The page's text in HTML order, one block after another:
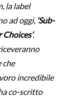
la label
ad oggi, ‘Sub-
Choices’.
che
incredibile
co-scritto